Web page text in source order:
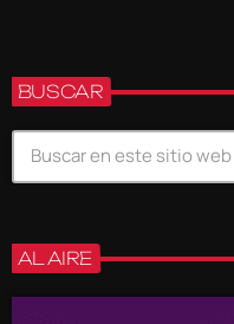
BUSCAR
AL AIRE